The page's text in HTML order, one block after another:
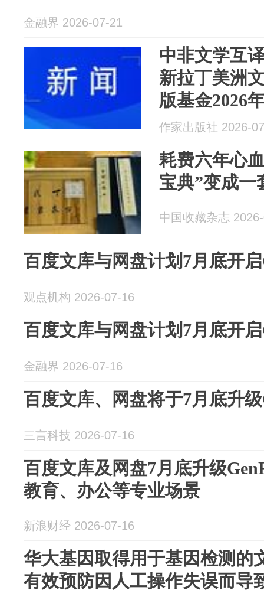
金融界 2026-07-21
中非文学互
新拉丁美洲
版基金2026
作家出版社 2026-
耗费六年心
宝典”变成一
中国收藏杂志
百度文库与网盘计划7月底开
观点机构 2026-07-16
百度文库与网盘计划7月底开
金融界 2026-07-16
百度文库、网盘将于7月底升
三言科技 2026-07-16
百度文库及网盘7月底升级
教育、办公等专业场景
新浪财经 2026-07-16
华大基因取得用于基因检测的
有效预防因人工操作失误而导